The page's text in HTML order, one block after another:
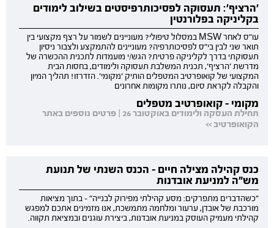
'הרציף': תעסוקה לפסיכותרפיסטים בשילוב לימודים
בקליניקה בפלורנטין
עו"ס לאחר MSW במסלול טיפולי? מעוניינים לשמור על רצף מקצועי בין
תואר שני לבין בי"ס לפסיכותרפיה? מעוניינים להתמקצע ולצבור ניסיון
תעסוקתי בדרך לקליניקה פרטית? הגש/י מועמדות לתכנית ההכשרה של
מדרשת 'הרציף', תכנית המשלבת תעסוקה ולימודים, בחסות הבית
המקצועי של קואופרטיב המטפלים הותיק 'מקומי'. הזדרזו! תהליך המיון
והקבלה לקראת סיום, נותרו מקומות אחרונים
מקומי - קואופרטיב מטפלים
תחילת העסקה ולימודים באוקטובר 26 | פרטים נוספים באתר
הקואופרטיב >>
כנס קהילה מצילה חיים - הכנס השנתי של תנועת
מש"ה למניעת אובדנות
"כשהדברים מתפרקים: מסע קהילתי מפירוק לבנייה" - בתוך מציאות
מורכבת של אובדן, ערעור ומלחמה מתמשכת, אנו מזמינים אתכם למפגש
קהילתי מעמיק העוסק במניעת אובדנות, ביצירת עוגנים ובמציאת תקווה.